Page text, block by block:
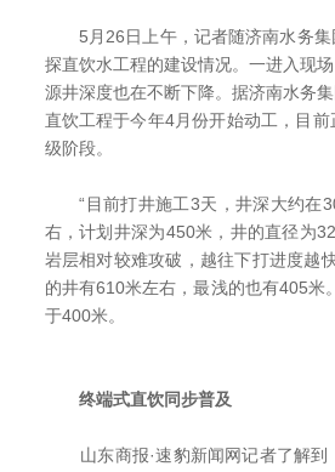
5月26日上午，记者随济南水务集
探直饮水工程的建设情况。一进入现
源井深度也在不断下降。据济南水务
直饮工程于今年4月份开始动工，目
级阶段。
“目前打井施工3天，井深大约在
右，计划井深为450米，井的直径为
岩层相对较难攻破，越往下打进度越
的井有610米左右，最浅的也有405米
于400米。
终端式直饮同步普及
山东商报·速豹新闻网记者了解到